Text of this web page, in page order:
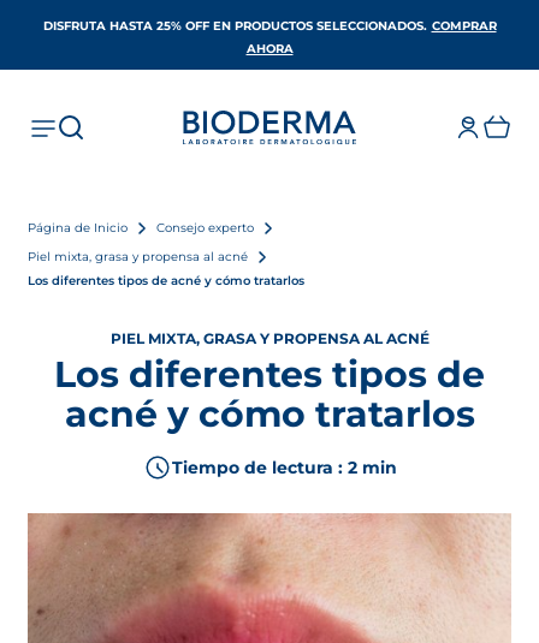
DISFRUTA HASTA 25% OFF EN PRODUCTOS SELECCIONADOS​. COMPRAR
AHORA
Página de Inicio
Consejo experto
Piel mixta, grasa y propensa al acné
Los diferentes tipos de acné y cómo tratarlos
PIEL MIXTA, GRASA Y PROPENSA AL ACNÉ
Los diferentes tipos de
acné y cómo tratarlos
Tiempo de lectura : 2 min